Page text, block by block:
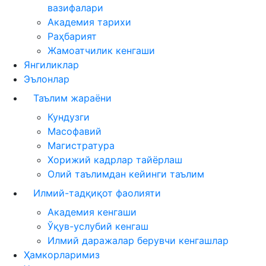
вазифалари
Академия тарихи
Раҳбарият
Жамоатчилик кенгаши
Янгиликлар
Эълонлар
Таълим жараёни
Кундузги
Масофавий
Магистратура
Хорижий кадрлар тайёрлаш
Олий таълимдан кейинги таълим
Илмий-тадқиқот фаолияти
Академия кенгаши
Ўқув-услубий кенгаш
Илмий даражалар берувчи кенгашлар
Ҳамкорларимиз